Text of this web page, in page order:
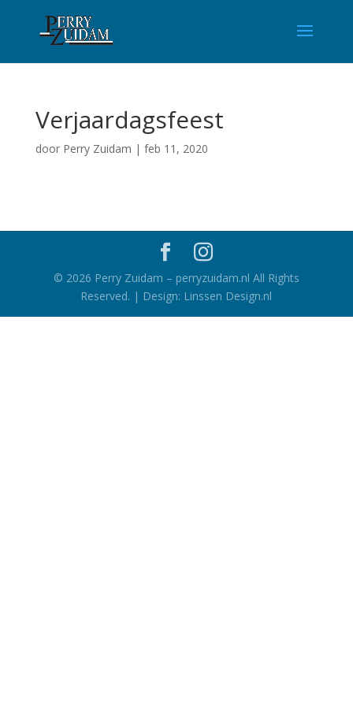
Verjaardagsfeest
door Perry Zuidam | feb 11, 2020
© 2026 Perry Zuidam – perryzuidam.nl All Rights
Reserved. | Design: Linssen Design.nl